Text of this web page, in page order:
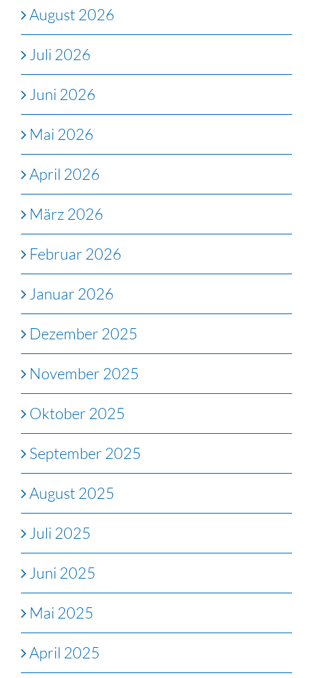
August 2026
Juli 2026
Juni 2026
Mai 2026
April 2026
März 2026
Februar 2026
Januar 2026
Dezember 2025
November 2025
Oktober 2025
September 2025
August 2025
Juli 2025
Juni 2025
Mai 2025
April 2025